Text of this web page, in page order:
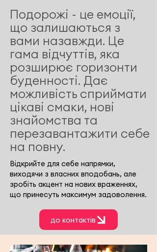
Подорожі - це емоції,
що залишаються з
вами назавжди. Це
гама відчуттів, яка
розширює горизонти
буденності. Дає
можливість сприймати
цікаві смаки, нові
знайомства та
перезавантажити себе
на повну.
Відкрийте для себе напрямки,
виходячи з власних вподобань, але
зробіть акцент на нових враженнях,
що принесуть максимум задоволення.
до контактів